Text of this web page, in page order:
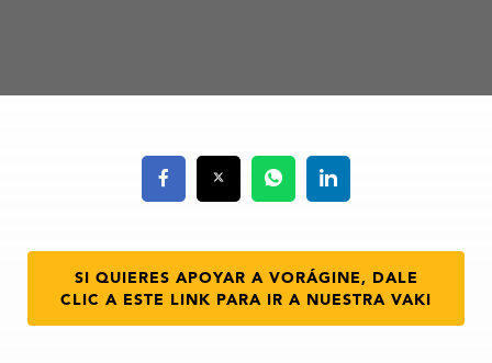
SI QUIERES APOYAR A VORÁGINE, DALE
CLIC A ESTE LINK PARA IR A NUESTRA VAKI